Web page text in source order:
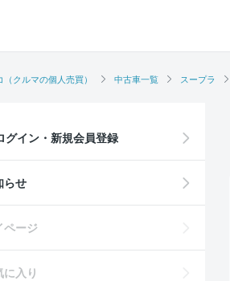
クルマの個人売買） 中古車一覧 スープラ
グイン・新規会員登録
らせ
ページ
に入り